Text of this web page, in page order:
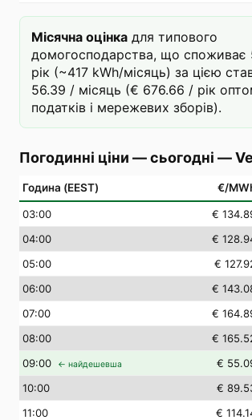
Місячна оцінка для типового
домогосподарства, що споживає
рік (~417 kWh/місяць) за цією
56.39 / місяць (€ 676.66 / рік
податків і мережевих зборів).
Погодинні ціни — сьогодні —
Година (EEST) €/
03:00 €
04:00 €
05:00 €
06:00 €
07:00 €
08:00 €
09:00 ← найдешевша €
10:00 €
11:00 €